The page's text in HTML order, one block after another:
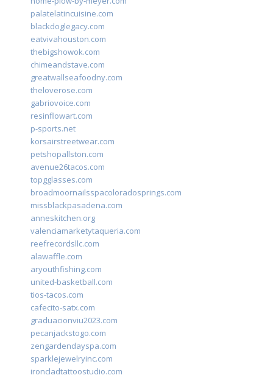
palatelatincuisine.com
blackdoglegacy.com
eatvivahouston.com
thebigshowok.com
chimeandstave.com
greatwallseafoodny.com
theloverose.com
gabriovoice.com
resinflowart.com
p-sports.net
korsairstreetwear.com
petshopallston.com
avenue26tacos.com
topgglasses.com
broadmoornailsspacoloradosprings.com
missblackpasadena.com
anneskitchen.org
valenciamarketytaqueria.com
reefrecordsllc.com
alawaffle.com
aryouthfishing.com
united-basketball.com
tios-tacos.com
cafecito-satx.com
graduacionviu2023.com
pecanjackstogo.com
zengardendayspa.com
sparklejewelryinc.com
ironcladtattoostudio.com